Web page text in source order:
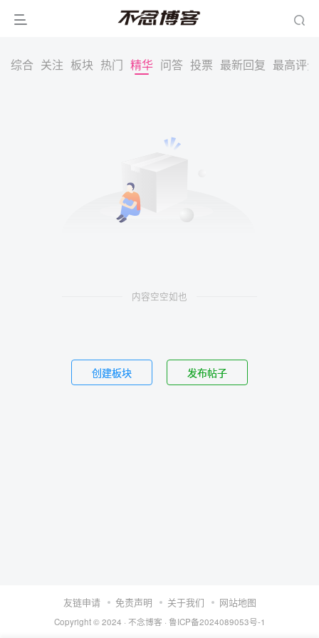
综合 关注 板块 热门 精华 问答 投票 最新回复 最高评分
内容空空如也
创建板块 发布帖子
友链申请 免责声明 关于我们 网站地图
Copyright © 2024 · 不念博客 · 鲁ICP备2024089053号-1